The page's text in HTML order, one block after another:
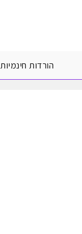
הורדות חינמיות